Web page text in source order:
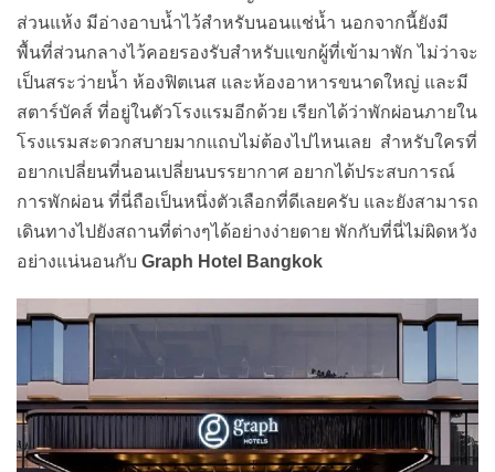
อยากเปลี่ยนที่นอนเปลี่ยนบรรยากาศ อยากได้ประสบการณ์
การพักผ่อน ที่นี่ถือเป็นหนึ่งตัวเลือกที่ดีเลยครับ และยังสามารถ
เดินทางไปยังสถานที่ต่างๆได้อย่างง่ายดาย พักกับที่นี่ไม่ผิดหวัง
อย่างแน่นอนกับGraph Hotel Bangkok